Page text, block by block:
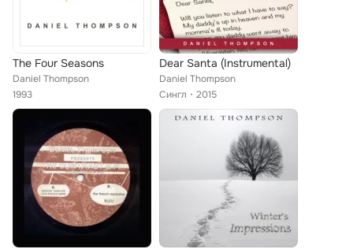
The Four Seasons
Daniel Thompson
1993
Dear Santa (Instrumental)
Daniel Thompson
Сингл
2015